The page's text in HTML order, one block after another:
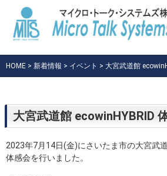
HOME > 新着情報 > イベント > 大宮武道館
大宮武道館 ecowinHYBRID
2023年7月14日(金)にさいたま市の大宮武
体感会を行いました。